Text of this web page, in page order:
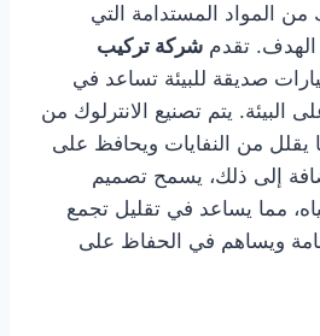
من المواد المستدامة التي
تقدم شركة تركيب
صديقة للبيئة تساعد في
البيئة. يتم تصنيع الانترلوك من
يقلل من النفايات ويحافظ على
إلى ذلك، يسمح تصميم
مما يساعد في تقليل تجمع
ويساهم في الحفاظ على